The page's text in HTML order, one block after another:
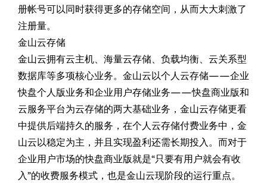
册帐号可以同时获得更多的存储空间，从而大大刺激了
注册量。
金山云存储
金山云拥有云主机、海量云存储、负载均衡、云关系型
数据库等多项核心业务。金山云以个人云存储——企业
快盘个人版业务和企业用户存储业务——快盘商业版和
云服务平台为云存储的两大基础业务，金山云存储更看
中提供后端持久的服务，在个人云存储付费业务中，金
山云以稳定为主，并且实现盈利还需长期投入。而对于
企业用户市场的快盘商业版就是“只要有用户就会有收
入”的收费服务模式，也是金山云现阶段的运行重点。